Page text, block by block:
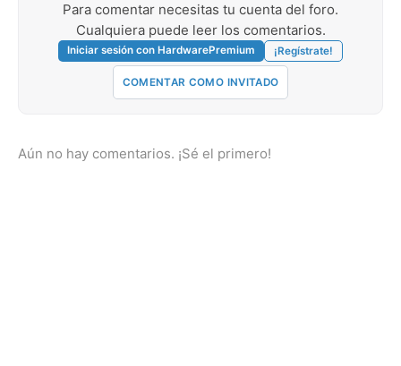
Para comentar necesitas tu cuenta del foro.
Cualquiera puede leer los comentarios.
Iniciar sesión con HardwarePremium ¡Regístrate!
COMENTAR COMO INVITADO
Aún no hay comentarios. ¡Sé el primero!